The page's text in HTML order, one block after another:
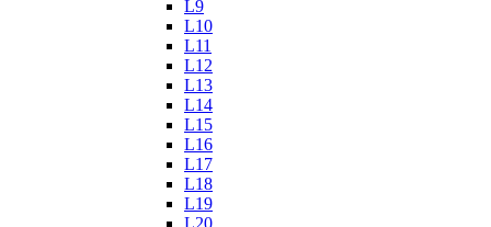
L9
L10
L11
L12
L13
L14
L15
L16
L17
L18
L19